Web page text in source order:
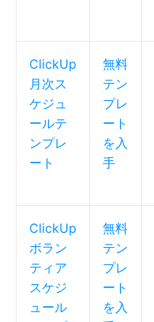
ClickUp
月次ス
ケジュ
ールテ
ンプレ
ート
無料
テン
プレ
ート
を入
手
ClickUp
ボラン
ティア
スケジ
ュール
無料
テン
プレ
ート
を入